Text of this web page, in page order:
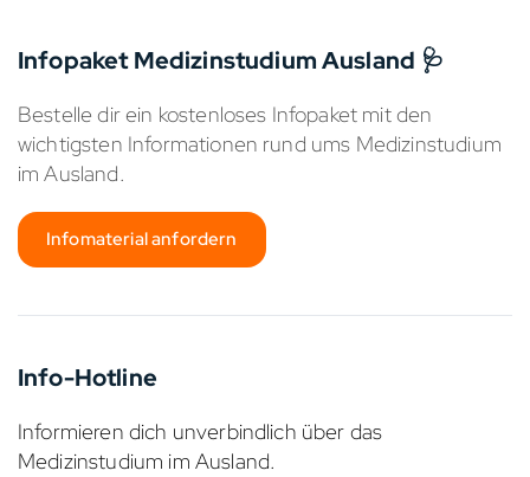
Infopaket Medizinstudium Ausland 🩺
Bestelle dir ein kostenloses Infopaket mit den
wichtigsten Informationen rund ums Medizinstudium
im Ausland.
Infomaterial anfordern
Info-Hotline
Informieren dich unverbindlich über das
Medizinstudium im Ausland.